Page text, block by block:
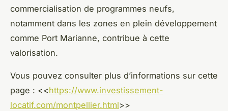
commercialisation de programmes neufs,
notamment dans les zones en plein développement
comme Port Marianne, contribue à cette
valorisation.
Vous pouvez consulter plus d’informations sur cette
page : <<https://www.investissement-
locatif.com/montpellier.html>>